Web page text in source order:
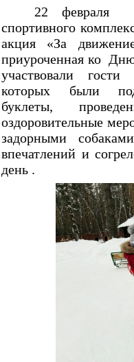
22 февраля
спортивного
акция «За
приуроченная ко
участвовали гости
которых были
буклеты,
оздоровительные
задорными
впечатлений и
день .